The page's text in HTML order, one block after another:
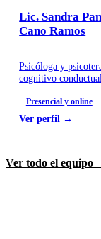
Lic. Sandra
Cano Ramos
Psicóloga y
cognitivo conductual
Presencial y online
Ver perfil →
Ver todo el equipo